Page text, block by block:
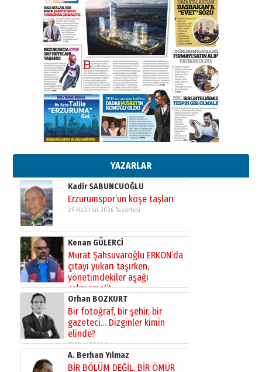
YAZARLAR
28 Temmuz 2026 Salı
Ahmet Gökhan YAZICI
Ahmed Yesevi’den bir Alperen…
”Reisimiz” idi… Hakka yürüdü.!
26 Mart 2026 Perşembe
Cem Bakırcı
Ardında bıraktığı hatıralarıyla
gönül adamı Faruk Terzioğlu!
13 Mayıs 2026 Çarşamba
Esat BİNDESEN
Başkan Sekmen’den Erzurum’a
02 Ağustos 2026 Pazar
Kadir SABUNCUOĞLU
Erzurumspor’un köşe taşları
29 Haziran 2026 Pazartesi
Kenan GÜLERCİ
Murat Şahsuvaroğlu ERKON’da
çıtayı yukarı taşırken,
yönetimdekiler aşağı
çekmemeli!
17 Şubat 2026 SalıOrhan BOZKURT
Bir fotoğraf, bir şehir, bir
gazeteci… Dizginler kimin
elinde?
31 Mart 2026 Salı
A. Berhan Yılmaz
BİR BÖLÜM DEĞİL, BİR ÖMÜR